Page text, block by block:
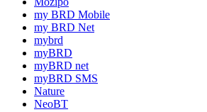
my BRD Mobile
my BRD Net
mybrd
myBRD
myBRD net
myBRD SMS
Nature
NeoBT